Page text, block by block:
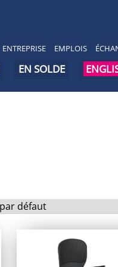
ENTREPRISE EMPLOIS
EN SOLDE